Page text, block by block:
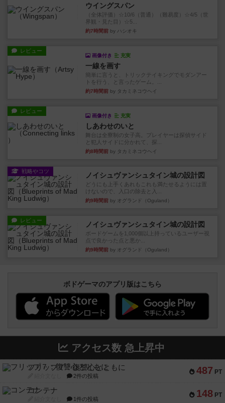
ウイングスパン
（全体評価）☆10/6（普通）（難易度）☆4/5（世
界観・見た目）☆5...
約7時間前 by ハシオキ
レビュー
画像付き 充実
一線を画す
簡単に言うと、トリックテイキングでモダンアー
トを行う、と言ったゲーム。...
約7時間前 by タカミネコウヘイ
レビュー
画像付き 充実
しあわせのいと
舞台は全寮制の女子高。プレイヤーは探偵サイド
と犯人サイドに分かれて、探...
約8時間前 by タカミネコウヘイ
戦略やコツ ノイシュヴァンシュタイン城の設計図
どうにも上手くあれもこれも満たせるようには置
けないので、入口の除去と入...
約9時間前 by オグランド（Oguland）
レビュー ノイシュヴァンシュタイン城の設計図
ボードゲームを1,000個以上持っているユーザー視
点で良かった点と悪か...
約9時間前 by オグランド（Oguland）
ボドゲーマのアプリ版はこちら
アクセス数 急上昇中
487 PT
フリップ７：復讐心とともに
2件の投稿
148 PT
コンテナ
1件の投稿